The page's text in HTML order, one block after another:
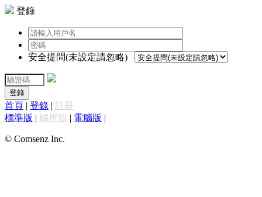
登錄
安全提問(未設定請忽略)
登錄
首頁 | 登錄 | 註冊
標準版 | 觸屏版 | 電腦版 |
© Comsenz Inc.